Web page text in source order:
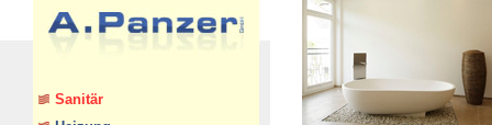
Sanitär